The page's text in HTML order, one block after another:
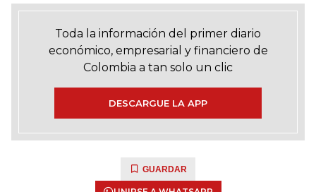
Toda la información del primer diario
económico, empresarial y financiero de
Colombia a tan solo un clic
DESCARGUE LA APP
GUARDAR